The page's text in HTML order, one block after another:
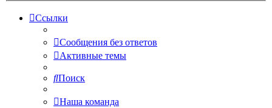
Ссылки
Сообщения без ответов
Активные темы
Поиск
Наша команда